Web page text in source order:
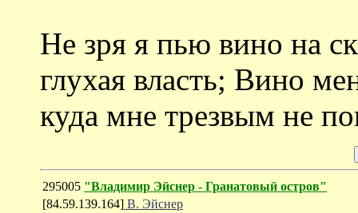
Не зря я пью вино на
глухая власть; Вино
куда мне трезвым не
295005 "Владимир Эйснер - Гранатовый остров"
[84.59.139.164] В. Эйснер